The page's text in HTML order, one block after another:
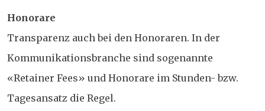
Honorare
Transparenz auch bei den Honoraren. In der
Kommunikationsbranche sind sogenannte
«Retainer Fees» und Honorare im Stunden- bzw.
Tagesansatz die Regel.